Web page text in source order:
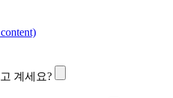
계세요?